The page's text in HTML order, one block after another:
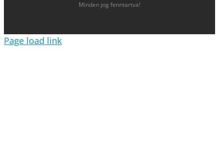
Minden jog fenntartva!
Page load link